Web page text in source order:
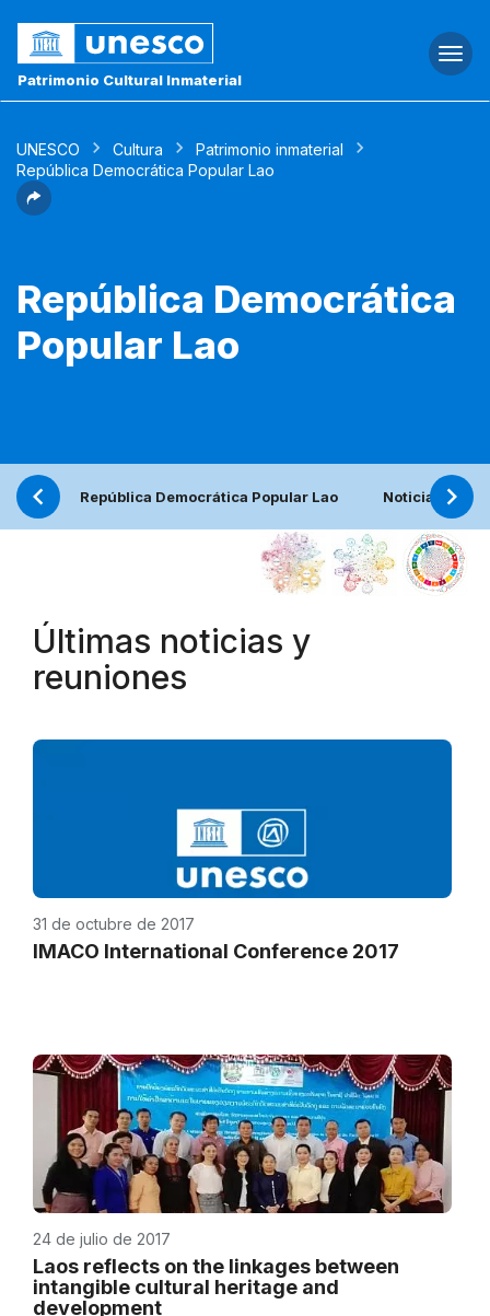
Patrimonio Cultural Inmaterial
UNESCO Cultura
Patrimonio inmaterial
República Democrática Popular Lao
República Democrática
Popular Lao
República Democrática Popular Lao Noticias
Últimas noticias y
reuniones
31 de octubre de 2017
IMACO International Conference 2017
24 de julio de 2017
Laos reflects on the linkages between
intangible cultural heritage and
development